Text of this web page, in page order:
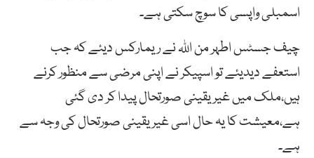
اسمبلی واپسی کا سوچ سکتی ہے۔
چیف جسٹس اطہر من اللہ نے ریمارکس دیئے کہ جب
استعفے دیدیئے تو اسپیکر نے اپنی مرضی سے منظور کرنے
ہیں،ملک میں غیریقینی صورتحال پیدا کر دی گئی
ہے،معیشت کا یہ حال اسی غیریقینی صورتحال کی وجہ سے
ہے۔